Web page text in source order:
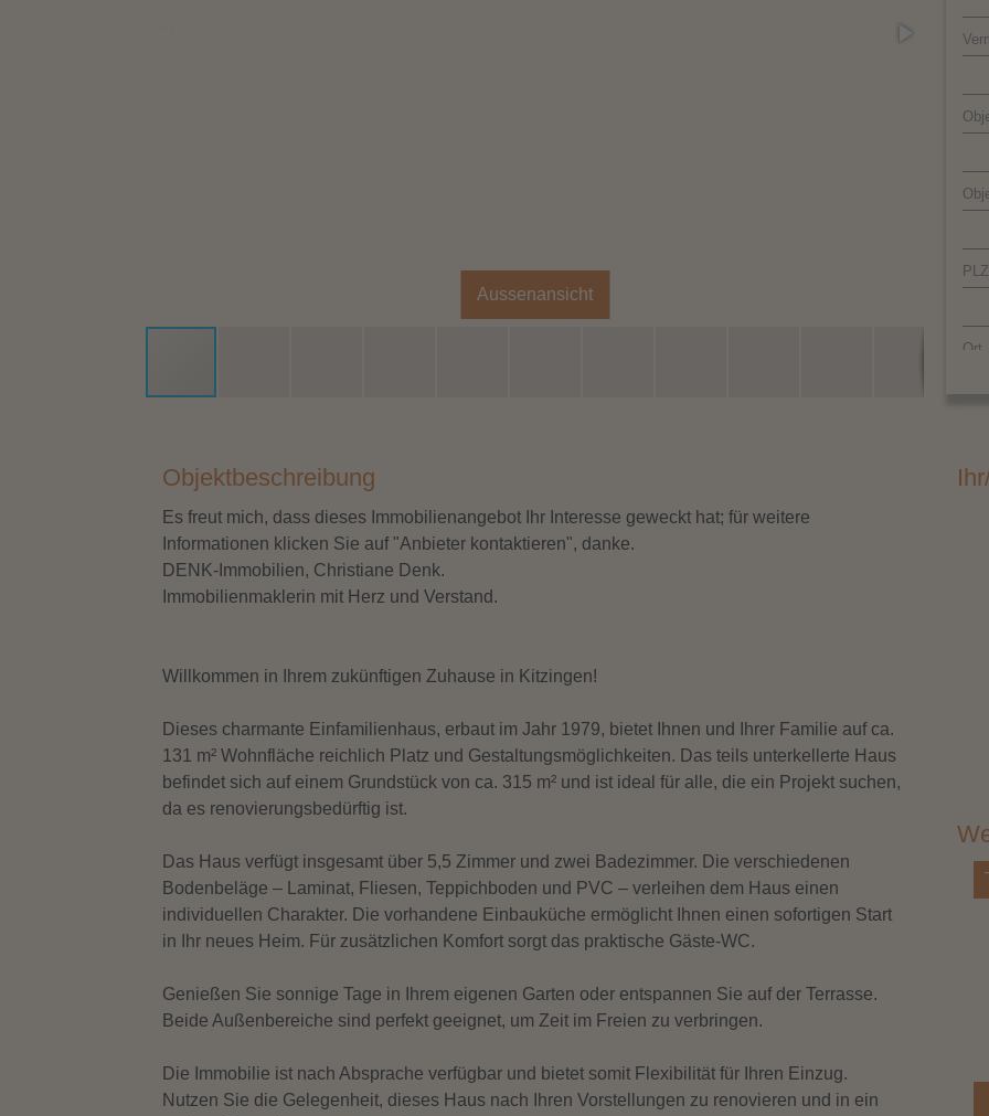
Aussenansicht
PLZ
Ort
Objektbeschreibung
Es freut mich, dass dieses Immobilienangebot Ihr Interesse geweckt hat; für weitere
Informationen klicken Sie auf "Anbieter kontaktieren", danke.
DENK-Immobilien, Christiane Denk.
Immobilienmaklerin mit Herz und Verstand.
Willkommen in Ihrem zukünftigen Zuhause in Kitzingen!
Dieses charmante Einfamilienhaus, erbaut im Jahr 1979, bietet Ihnen und Ihrer Familie auf ca.
131 m² Wohnfläche reichlich Platz und Gestaltungsmöglichkeiten. Das teils unterkellerte Haus
befindet sich auf einem Grundstück von ca. 315 m² und ist ideal für alle, die ein Projekt suchen,
da es renovierungsbedürftig ist.
Das Haus verfügt insgesamt über 5,5 Zimmer und zwei Badezimmer. Die verschiedenen
Bodenbeläge – Laminat, Fliesen, Teppichboden und PVC – verleihen dem Haus einen
individuellen Charakter. Die vorhandene Einbauküche ermöglicht Ihnen einen sofortigen Start
in Ihr neues Heim. Für zusätzlichen Komfort sorgt das praktische Gäste-WC.
Genießen Sie sonnige Tage in Ihrem eigenen Garten oder entspannen Sie auf der Terrasse.
Beide Außenbereiche sind perfekt geeignet, um Zeit im Freien zu verbringen.
Die Immobilie ist nach Absprache verfügbar und bietet somit Flexibilität für Ihren Einzug.
Nutzen Sie die Gelegenheit, dieses Haus nach Ihren Vorstellungen zu renovieren und in ein
Top-Angebot
76 m² 1 1,5
Top-Angebot
100
2